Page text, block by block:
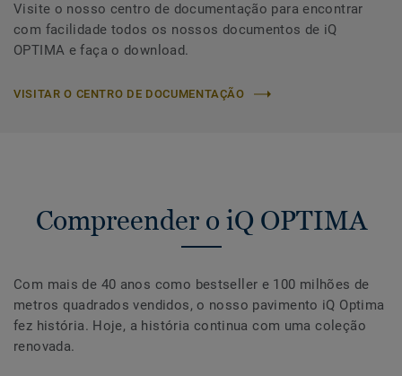
Visite o nosso centro de documentação para encontrar
com facilidade todos os nossos documentos de iQ
OPTIMA e faça o download.
VISITAR O CENTRO DE DOCUMENTAÇÃO
Compreender o iQ OPTIMA
Com mais de 40 anos como bestseller e 100 milhões de
metros quadrados vendidos, o nosso pavimento iQ Optima
fez história. Hoje, a história continua com uma coleção
renovada.